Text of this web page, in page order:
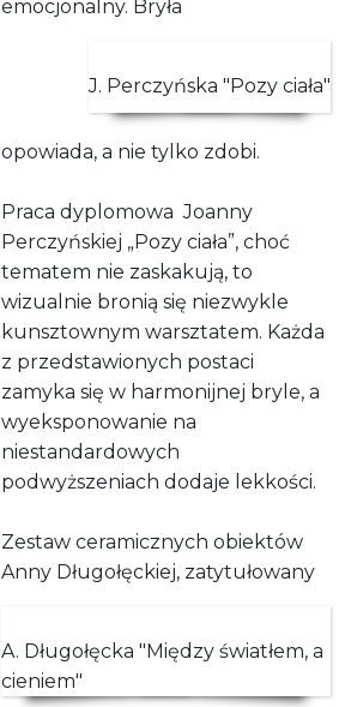
emocjonalny. Bryła
J. Perczyńska "Pozy ciała"
opowiada, a nie tylko zdobi.
Praca dyplomowa Joanny
Perczyńskiej „Pozy ciała”, choć
tematem nie zaskakują, to
wizualnie bronią się niezwykle
kunsztownym warsztatem. Każda
z przedstawionych postaci
zamyka się w harmonijnej bryle, a
wyeksponowanie na
niestandardowych
podwyższeniach dodaje lekkości.
Zestaw ceramicznych obiektów
Anny Długołęckiej, zatytułowany
A. Długołęcka "Między światłem, a
cieniem"